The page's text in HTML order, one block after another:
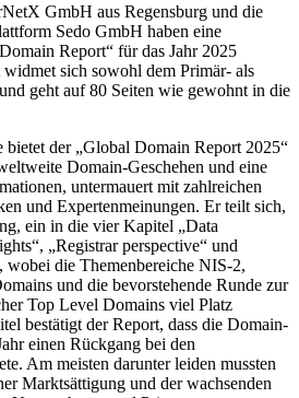
GmbH aus Regensburg und die
Sedo GmbH haben eine
Report“ für das Jahr 2025
sich sowohl dem Primär- als
geht auf 80 Seiten wie gewohnt in die
bietet der „Global Domain Report 2025“
Domain-Geschehen und eine
untermauert mit zahlreichen
und Expertenmeinungen. Er teilt sich,
ein in die vier Kapitel „Data
„Registrar perspective“ und
wobei die Themenbereiche NIS-2,
und die bevorstehende Runde zur
Top Level Domains viel Platz
bestätigt der Report, dass die Domain-
einen Rückgang bei den
Am meisten darunter leiden mussten
Marktsättigung und der wachsenden